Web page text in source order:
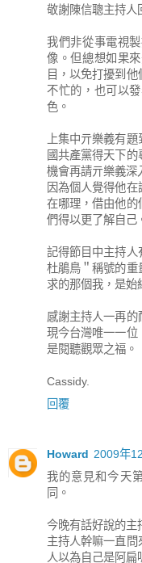
敬謝陳信聰主持人
我們非從事電視
像。但總想如果
目，以免打擾到
不忙的，也可以
色。
上集中亓樂義有
國共產黨得天下
機會再請亓樂義深
因為個人覺得他
在哪理，借由他的
們得以更了解自己
記得節目中主持人
杜鵑鳥＂稱號的重
求的那個我，是始
感謝主持人一再
現今台灣唯一一位
是閱聽觀眾之福。
Cassidy.
回覆
Howard 2009年
我的意見和今天
同。
今晚有話好說的主
主持人幹嘛一直
人以為自己是阿扁